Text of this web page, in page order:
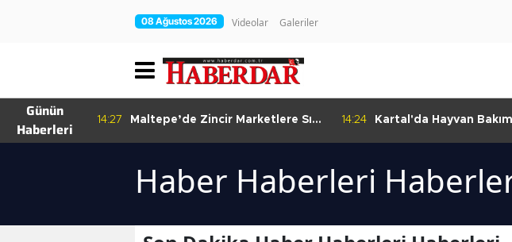
08 Ağustos 2026 Videolar Galeriler
Günün
Haberleri
14:27
Maltepe’de Zincir Marketlere Sıkı
14:24
Kartal'da Hayvan
Haber Haberleri